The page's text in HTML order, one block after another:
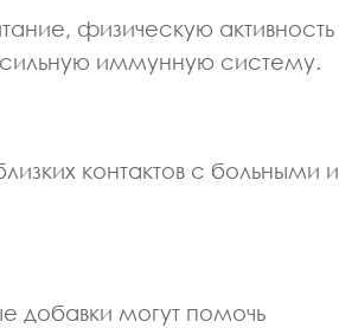
физическую активность
сильную иммунную систему.
контактов с больными и
добавки могут помочь